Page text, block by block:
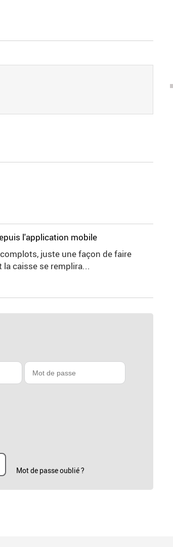
l'application mobile
juste une façon de faire
caisse se remplira...
Mot de passe oublié ?